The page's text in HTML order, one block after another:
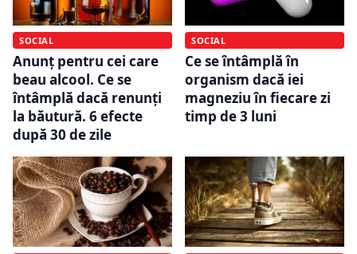
SOCIAL
Anunț pentru cei care
beau alcool. Ce se
întâmplă dacă renunți
la băutură. 6 efecte
după 30 de zile
SOCIAL
Ce se întâmplă în
organism dacă iei
magneziu în fiecare zi
timp de 3 luni